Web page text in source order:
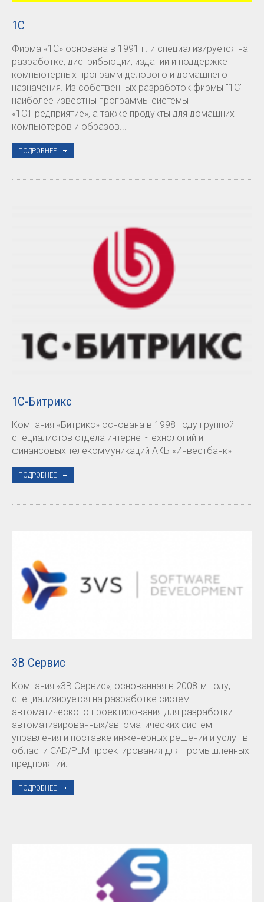
1С
Фирма «1С» основана в 1991 г. и специализируется на
разработке, дистрибьюции, издании и поддержке
компьютерных программ делового и домашнего
назначения. Из собственных разработок фирмы "1С"
наиболее известны программы системы
«1С:Предприятие», а также продукты для домашних
компьютеров и образов...
ПОДРОБНЕЕ
1С-Битрикс
Компания «Битрикс» основана в 1998 году группой
специалистов отдела интернет-технологий и
финансовых телекоммуникаций АКБ «Инвестбанк»
ПОДРОБНЕЕ
3В Сервис
Компания «3В Сервис», основанная в 2008-м году,
специализируется на разработке систем
автоматического проектирования для разработки
автоматизированных/автоматических систем
управления и поставке инженерных решений и услуг в
области CAD/PLM проектирования для промышленных
предприятий.
ПОДРОБНЕЕ